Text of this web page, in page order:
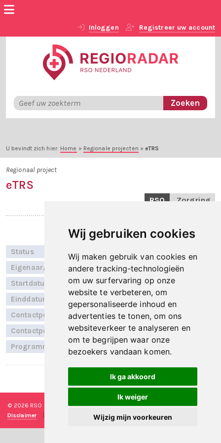
Wij gebruiken cookies
Wij maken gebruik van cookies en
andere tracking-technologieën
om uw surfervaring op onze
website te verbeteren, om
gepersonaliseerde inhoud en
advertenties te tonen, om ons
websiteverkeer te analyseren en
om te begrijpen waar onze
bezoekers vandaan komen.
Ik ga akkoord
Ik weiger
Wijzig mijn voorkeuren
Inloggen Registreer uw account
U bevindt zich hier: Home » Regionale projecten »eTRS
Regionaal project
eTRS
RSO Zorgring
Status
Implementatie
Eigenaar/RSO
Zorgring
Startdatum
Niet bekend
Einddatum
Niet bekend
Contactpersoon
Sabrine Rector
Contactpersoon
Rob Hoogervorst
Programmalijn
Medicatie
Laatst bijgewerkt op: 22 oktober 2025
© 2026 RSO Nederland | Versie#1.2.2 | Algemene voorwaarden
Disclaimer
Privacy verklaring | Technische realisatie